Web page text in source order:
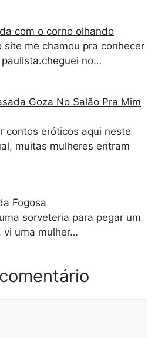
com o corno olhando
site me chamou pra conhecer
no…
Goza No Salão Pra Mim
contos eróticos aqui neste
muitas mulheres entram
Fogosa
sorveteria para pegar um
vi uma mulher…